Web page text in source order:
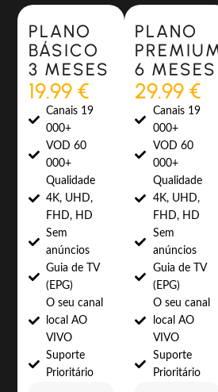
Most Popular
PLANO
BÁSICO
3 MESES
19.99 €
Canais 19
000+
VOD 60
000+
Qualidade
4K, UHD,
FHD, HD
Sem
anúncios
Guia de TV
(EPG)
O seu canal
local AO
VIVO
Suporte
Prioritário
Most Popular
PLANO
6 MESES
29.99 €
Canais 19
000+
VOD 60
000+
Qualidade
4K, UHD,
FHD, HD
Sem
anúncios
Guia de TV
(EPG)
O seu canal
local AO
VIVO
Suporte
Prioritário